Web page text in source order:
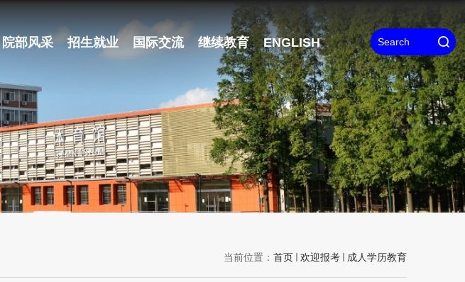
院部风采 招生就业 国际交流 继续教育 ENGLISH
当前位置： 首页 欢迎报考 成人学历教育